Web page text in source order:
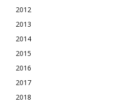
2012
2013
2014
2015
2016
2017
2018